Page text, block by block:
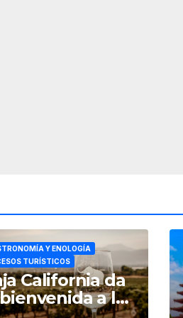
Y ENOLOGÍA
TURÍSTICOS
California da
a las